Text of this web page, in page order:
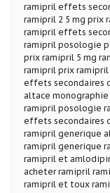
ramipril effets
ramipril 2 5 mg prix
ramipril effets
ramipril posologie
prix ramipril 5 mg
ramipril prix
effets secondaires
altace
ramipril posologie
effets secondaires
ramipril generique
ramipril generique
ramipril et
acheter ramipril
ramipril et toux